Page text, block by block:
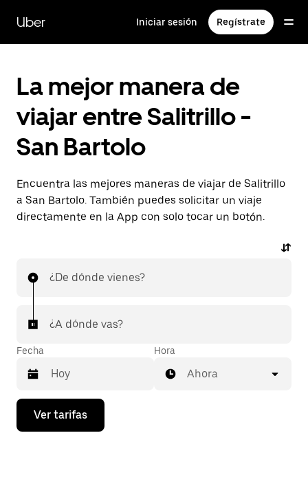
contenido
principal
Uber Iniciar sesión Regístrate
La mejor manera de
viajar entre Salitrillo -
San Bartolo
Encuentra las mejores maneras de viajar de Salitrillo
a San Bartolo. También puedes solicitar un viaje
directamente en la App con solo tocar un botón.
¿De dónde vienes?
¿A dónde vas?
Fecha
Presiona
flecha
Hora
Ahora
Ver tarifas